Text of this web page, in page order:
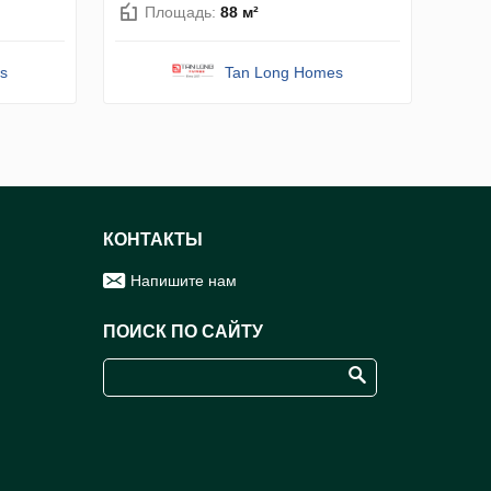
Площадь: 88 м²
Tan Long Homes
КОНТАКТЫ
Напишите нам
ПОИСК ПО САЙТУ